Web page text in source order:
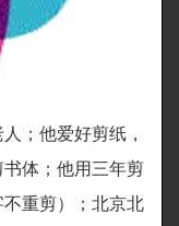
；他爱好剪纸，
体；他用三年剪
重剪）；北京北